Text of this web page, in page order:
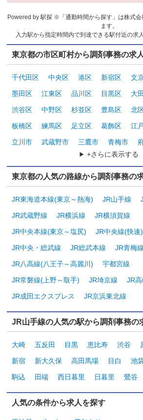
Powered by 駅探 ※「通勤時間から探す」は株式
ます。
入力駅から指定時間内で到達できる駅付近の求
東京都の市区町村から調剤事務の求
千代田区 中央区 港区 新宿区 文
墨田区 江東区 品川区 目黒区 大
渋谷区 中野区 杉並区 豊島区 北
板橋区 練馬区 足立区 葛飾区 江
立川市 武蔵野市 三鷹市 青梅市
+さらに表示する
東京都の人気の路線から調剤事務の
JR東海道本線(東京～熱海) JR山手線
JR武蔵野線 JR横浜線 JR横須賀線
JR中央本線(東京～塩尻) JR中央線(快速)
JR中央・総武線 JR総武本線 JR青梅線
JR八高線(八王子～高麗川) 宇都宮線
JR常磐線(上野～取手) JR埼京線 JR
JR成田エクスプレス JR京浜東北線
JR山手線の人気の駅から調剤事務の
大崎 五反田 目黒 恵比寿 渋谷
新宿 新大久保 高田馬場 目白 池
駒込 田端 西日暮里 日暮里 鶯谷
人気の条件から求人を探す